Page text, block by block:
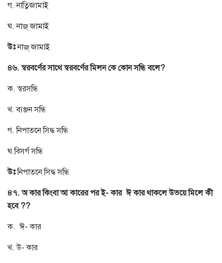
গ. নাত্নিজামাই
ঘ. নাজ্ জামাই
উঃনাজ্ জামাই
৪৬. স্বরবর্ণের সাথে স্বরবর্ণের মিলন কে কোন সন্ধি বলে?
ক. স্বরসন্ধি
খ. ব্যঞ্জন সন্ধি
গ. নিপাতনে সিদ্ধ সন্ধি
ঘ.বিসর্গ সন্ধি
উঃনিপাতনে সিদ্ধ সন্ধি
৪৭. অ কার কিংবা আ কারের পর ই- কার ঈ কার থাকলে উভয়ে মিলে কী
হবে ??
ক. ঈ- কার
খ. উ- কার